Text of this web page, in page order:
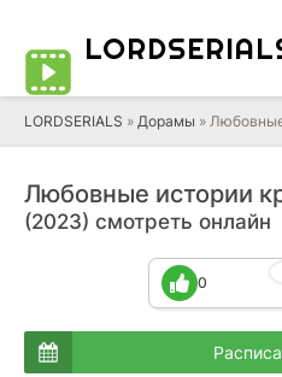
LORD
LORDSERIALS » Дорамы »
Любовные истории
(2023) смотреть онлайн
0